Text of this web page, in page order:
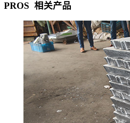
PROS 相关产品